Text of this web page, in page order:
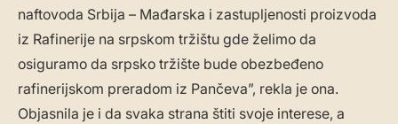
naftovoda Srbija – Mađarska i zastupljenosti proizvoda
iz Rafinerije na srpskom tržištu gde želimo da
osiguramo da srpsko tržište bude obezbeđeno
rafinerijskom preradom iz Pančeva”, rekla je ona.
Objasnila je i da svaka strana štiti svoje interese, a